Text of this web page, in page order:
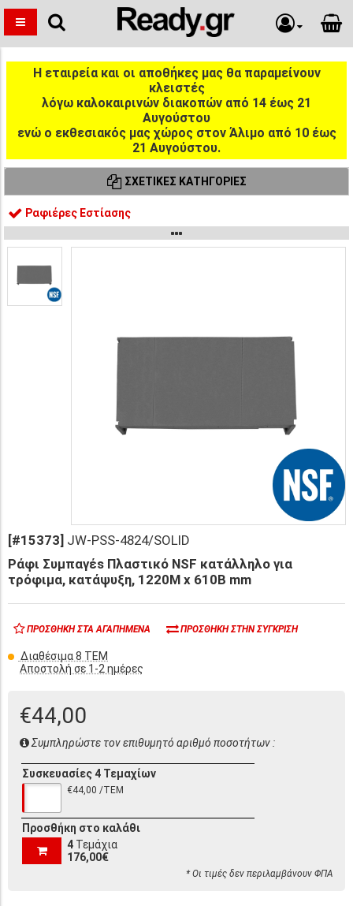
Η εταιρεία και οι αποθήκες μας θα παραμείνουν
κλειστές
λόγω καλοκαιρινών διακοπών από 14 έως 21
Αυγούστου
ενώ ο εκθεσιακός μας χώρος στον Άλιμο από 10 έως
21 Αυγούστου.
ΣΧΕΤΙΚΈΣ ΚΑΤΗΓΟΡΊΕΣ
Ραφιέρες Εστίασης
[#15373] JW-PSS-4824/SOLID
Ράφι Συμπαγέs Πλαστικό NSF κατάλληλο για
τρόφιμα, κατάψυξη, 1220Μ x 610Β mm
ΠΡΟΣΘΉΚΗ ΣΤΑ ΑΓΑΠΗΜΈΝΑ ΠΡΟΣΘΉΚΗ ΣΤΗΝ ΣΎΓΚΡΙΣΗ
Διαθέσιμα 8 ΤΕΜ
Αποστολή σε 1-2 ημέρες
€44,00
Συμπληρώστε τον επιθυμητό αριθμό ποσοτήτων :
Συσκευασίες 4 Τεμαχίων
€44,00 /ΤΕΜ
Προσθήκη στο καλάθι
4 Τεμάχια
176,00€
* Οι τιμές δεν περιλαμβάνουν ΦΠΑ